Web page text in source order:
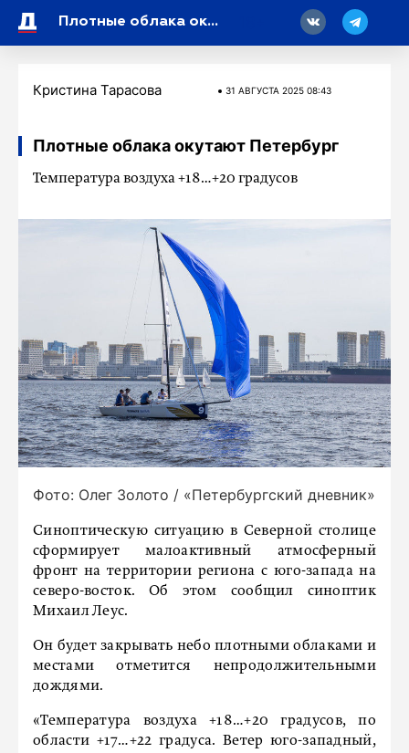
Плотные облака окутают Петербург
Кристина Тарасова 31 АВГУСТА 2025 08:43
Плотные облака окутают Петербург
Температура воздуха +18…+20 градусов
Фото: Олег Золото / «Петербургский дневник»
Синоптическую ситуацию в Северной столице
сформирует малоактивный атмосферный
фронт на территории региона с юго-запада на
северо-восток. Об этом сообщил синоптик
Михаил Леус.
Он будет закрывать небо плотными облаками и
местами отметится непродолжительными
дождями.
«Температура воздуха +18…+20 градусов, по
области +17…+22 градуса. Ветер юго-западный,